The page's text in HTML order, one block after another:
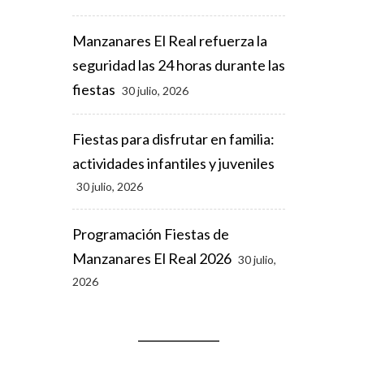
Manzanares El Real refuerza la
seguridad las 24 horas durante las
fiestas 30 julio, 2026
Fiestas para disfrutar en familia:
actividades infantiles y juveniles
30 julio, 2026
Programación Fiestas de
Manzanares El Real 2026 30 julio,
2026